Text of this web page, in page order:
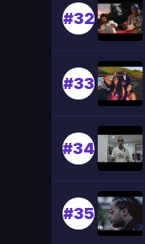
#32
#33
#34
#35